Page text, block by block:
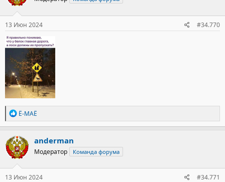
и
:
13 Июн 2024 #34.770
Р
е
а
к
ц
и
и
:
Ё-МАЁ
anderman
Модератор Команда форума
13 Июн 2024 #34.771